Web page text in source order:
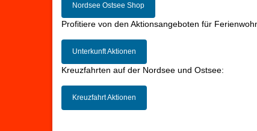
Nordsee Ostsee Shop
Profitiere von den Aktionsangeboten für
Unterkunft Aktionen
Kreuzfahrten auf der Nordsee und Ostsee:
Kreuzfahrt Aktionen